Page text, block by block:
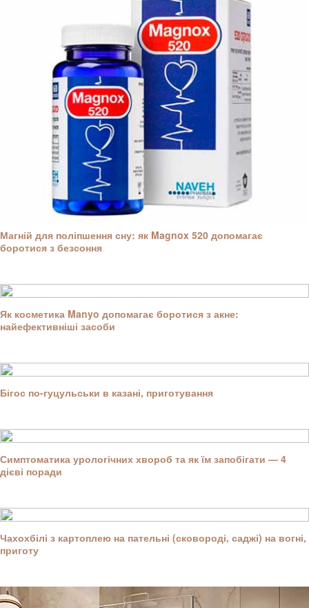
Магній для поліпшення сну: як Magnox 520 допомагає
боротися з безсоння
Як косметика Manyo допомагає боротися з акне:
найефективніші засоби
Бігос по-гуцульськи в казані, приготування
Симптоматика урологічних хвороб та як їм запобігати — 4
дієві поради
Чахохбілі з картоплею на пательні (сковороді, саджі) на вогні,
приготу